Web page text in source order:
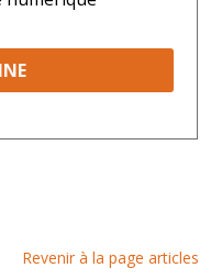
Revenir à la page articles